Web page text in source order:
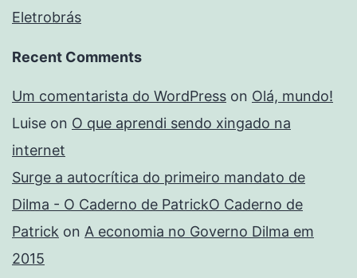
Eletrobrás
Recent Comments
Um comentarista do WordPress on Olá, mundo!
Luise on O que aprendi sendo xingado na
internet
Surge a autocrítica do primeiro mandato de
Dilma - O Caderno de PatrickO Caderno de
Patrick on A economia no Governo Dilma em
2015